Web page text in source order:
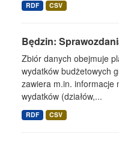
RDF CSV
Będzin:
Zbiór danych obejmuje
wydatków budżetowych
zawiera m.in. informacje
wydatków (działów,...
RDF CSV